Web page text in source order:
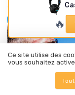
🔥
Ce site utilise des
vous souhaitez